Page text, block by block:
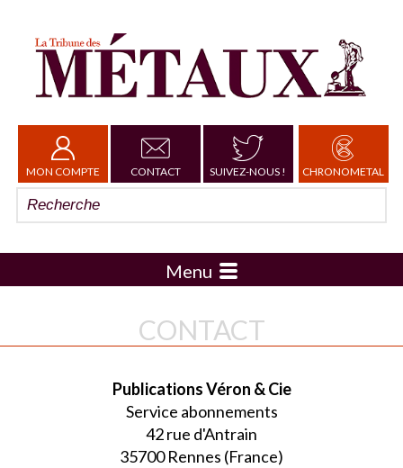
MON COMPTE CONTACT SUIVEZ-NOUS ! CHRONOMETAL
Menu
CONTACT
Publications Véron & Cie
Service abonnements
42 rue d'Antrain
35700 Rennes (France)